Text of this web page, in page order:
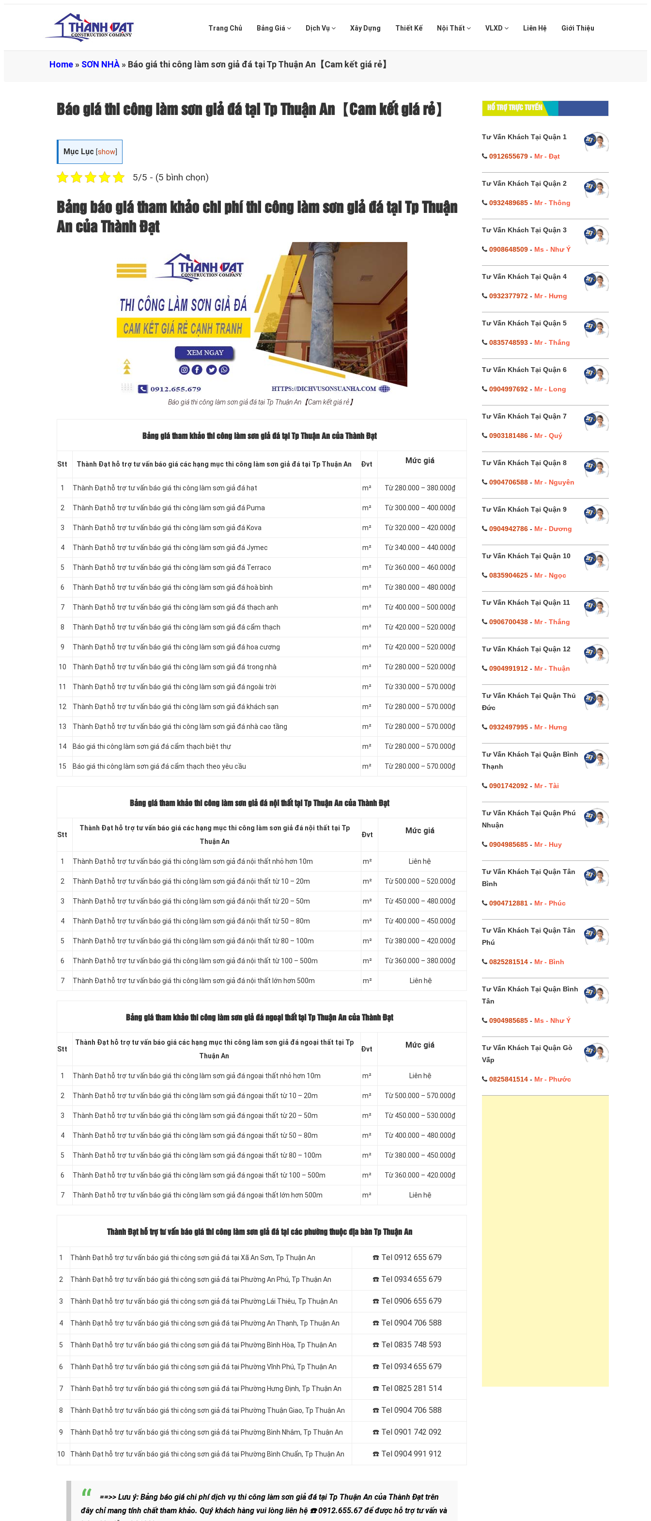
Trang Chủ Bảng Giá Dịch Vụ Xây Dựng Thiết Kế Nội Thất VLXD Liên Hệ Giới Thiệu
Home » SƠN NHÀ » Báo giá thi công làm sơn giả đá tại Tp Thuận An【Cam kết giá rẻ】
Báo giá thi công làm sơn giả đá tại Tp Thuận An【Cam kết giá rẻ】
Mục Lục [show
5/5 - (5 bình chọn)
Bảng báo giá tham khảo chi phí thi công làm sơn giả đá tại Tp Thuận
An của Thành Đạt
Báo giá thi công làm sơn giả đá tại Tp Thuận An【Cam kết giá rẻ】
Bảng giá tham khảo thi công làm sơn giả đá tại Tp Thuận An của Thành Đạt
Stt Thành Đạt hỗ trợ tư vấn báo giá các hạng mục thi công làm sơn giả đá tại Tp Thuận An Đvt Mức giá
1 Thành Đạt hỗ trợ tư vấn báo giá thi công làm sơn giả đá hạt m² Từ 280.000 – 380.000₫
2 Thành Đạt hỗ trợ tư vấn báo giá thi công làm sơn giả đá Puma m² Từ 300.000 – 400.000₫
3 Thành Đạt hỗ trợ tư vấn báo giá thi công làm sơn giả đá Kova m² Từ 320.000 – 420.000₫
4 Thành Đạt hỗ trợ tư vấn báo giá thi công làm sơn giả đá Jymec m² Từ 340.000 – 440.000₫
5 Thành Đạt hỗ trợ tư vấn báo giá thi công làm sơn giả đá Terraco m² Từ 360.000 – 460.000₫
6 Thành Đạt hỗ trợ tư vấn báo giá thi công làm sơn giả đá hoà bình m² Từ 380.000 – 480.000₫
7 Thành Đạt hỗ trợ tư vấn báo giá thi công làm sơn giả đá thạch anh m² Từ 400.000 – 500.000₫
8 Thành Đạt hỗ trợ tư vấn báo giá thi công làm sơn giả đá cẩm thạch m² Từ 420.000 – 520.000₫
9 Thành Đạt hỗ trợ tư vấn báo giá thi công làm sơn giả đá hoa cương m² Từ 420.000 – 520.000₫
10 Thành Đạt hỗ trợ tư vấn báo giá thi công làm sơn giả đá trong nhà m² Từ 280.000 – 520.000₫
11 Thành Đạt hỗ trợ tư vấn báo giá thi công làm sơn giả đá ngoài trời m² Từ 330.000 – 570.000₫
12 Thành Đạt hỗ trợ tư vấn báo giá thi công làm sơn giả đá khách sạn m² Từ 280.000 – 570.000₫
13 Thành Đạt hỗ trợ tư vấn báo giá thi công làm sơn giả đá nhà cao tầng m² Từ 280.000 – 570.000₫
14 Báo giá thi công làm sơn giá đá cẩm thạch biệt thự m² Từ 280.000 – 570.000₫
15 Báo giá thi công làm sơn giá đá cẩm thạch theo yêu cầu m² Từ 280.000 – 570.000₫
Bảng giá tham khảo thi công làm sơn giả đá nội thất tại Tp Thuận An của Thành Đạt
Stt
Thành Đạt hỗ trợ tư vấn báo giá các hạng mục thi công làm sơn giả đá nội thất tại Tp
Thuận An
Đvt Mức giá
1 Thành Đạt hỗ trợ tư vấn báo giá thi công làm sơn giả đá nội thất nhỏ hơn 10m m² Liên hệ
2 Thành Đạt hỗ trợ tư vấn báo giá thi công làm sơn giả đá nội thất từ 10 – 20m m² Từ 500.000 – 520.000₫
3 Thành Đạt hỗ trợ tư vấn báo giá thi công làm sơn giả đá nội thất từ 20 – 50m m² Từ 450.000 – 480.000₫
4 Thành Đạt hỗ trợ tư vấn báo giá thi công làm sơn giả đá nội thất từ 50 – 80m m² Từ 400.000 – 450.000₫
5 Thành Đạt hỗ trợ tư vấn báo giá thi công làm sơn giả đá nội thất từ 80 – 100m m² Từ 380.000 – 420.000₫
6 Thành Đạt hỗ trợ tư vấn báo giá thi công làm sơn giả đá nội thất từ 100 – 500m m² Từ 360.000 – 380.000₫
7 Thành Đạt hỗ trợ tư vấn báo giá thi công làm sơn giả đá nội thất lớn hơn 500m m² Liên hệ
Bảng giá tham khảo thi công làm sơn giả đá ngoại thất tại Tp Thuận An của Thành Đạt
Stt
Thành Đạt hỗ trợ tư vấn báo giá các hạng mục thi công làm sơn giả đá ngoại thất tại Tp
Thuận An
Đvt Mức giá
1 Thành Đạt hỗ trợ tư vấn báo giá thi công làm sơn giả đá ngoại thất nhỏ hơn 10m m² Liên hệ
2 Thành Đạt hỗ trợ tư vấn báo giá thi công làm sơn giả đá ngoại thất từ 10 – 20m m² Từ 500.000 – 570.000₫
3 Thành Đạt hỗ trợ tư vấn báo giá thi công làm sơn giả đá ngoại thất từ 20 – 50m m² Từ 450.000 – 530.000₫
4 Thành Đạt hỗ trợ tư vấn báo giá thi công làm sơn giả đá ngoại thất từ 50 – 80m m² Từ 400.000 – 480.000₫
5 Thành Đạt hỗ trợ tư vấn báo giá thi công làm sơn giả đá ngoại thất từ 80 – 100m m² Từ 380.000 – 450.000₫
6 Thành Đạt hỗ trợ tư vấn báo giá thi công làm sơn giả đá ngoại thất từ 100 – 500m m² Từ 360.000 – 420.000₫
7 Thành Đạt hỗ trợ tư vấn báo giá thi công làm sơn giả đá ngoại thất lớn hơn 500m m² Liên hệ
Thành Đạt hỗ trợ tư vấn báo giá thi công làm sơn giả đá tại các phường thuộc địa bàn Tp Thuận An
1 Thành Đạt hỗ trợ tư vấn báo giá thi công sơn giả đá tại Xã An Sơn, Tp Thuận An ☎️ Tel 0912 655 679
2 Thành Đạt hỗ trợ tư vấn báo giá thi công sơn giả đá tại Phường An Phú, Tp Thuận An ☎️ Tel 0934 655 679
3 Thành Đạt hỗ trợ tư vấn báo giá thi công sơn giả đá tại Phường Lái Thiêu, Tp Thuận An ☎️ Tel 0906 655 679
4 Thành Đạt hỗ trợ tư vấn báo giá thi công sơn giả đá tại Phường An Thạnh, Tp Thuận An ☎️ Tel0904 706 588
5 Thành Đạt hỗ trợ tư vấn báo giá thi công sơn giả đá tại Phường Bình Hòa, Tp Thuận An ☎️ Tel0835 748 593
6 Thành Đạt hỗ trợ tư vấn báo giá thi công sơn giả đá tại Phường Vĩnh Phú, Tp Thuận An ☎️ Tel0934 655 679
7 Thành Đạt hỗ trợ tư vấn báo giá thi công sơn giả đá tại Phường Hưng Định, Tp Thuận An ☎️ Tel0825 281 514
8 Thành Đạt hỗ trợ tư vấn báo giá thi công sơn giả đá tại Phường Thuận Giao, Tp Thuận An ☎️ Tel0904 706 588
9 Thành Đạt hỗ trợ tư vấn báo giá thi công sơn giả đá tại Phường Bình Nhâm, Tp Thuận An ☎️ Tel0901 742 092
10 Thành Đạt hỗ trợ tư vấn báo giá thi công sơn giả đá tại Phường Bình Chuẩn, Tp Thuận An ☎️ Tel0904 991 912
==>> Lưu ý: Bảng báo giá chi phí dịch vụ thi công làm sơn giả đá tại Tp Thuận An của Thành Đạt trên
đây chỉ mang tính chất tham khảo. Quý khách hàng vui lòng liên hệ ☎️0912.655.67để được hỗ trợ tư vấn và
HỔ TRỢ TRỰC TUYẾN
Tư Vấn Khách Tại Quận 1
0912655679- Mr - Đạt
Tư Vấn Khách Tại Quận 2
0932489685- Mr - Thông
Tư Vấn Khách Tại Quận 3
0908648509- Ms - Như Ý
Tư Vấn Khách Tại Quận 4
0932377972- Mr - Hưng
Tư Vấn Khách Tại Quận 5
0835748593- Mr - Thắng
Tư Vấn Khách Tại Quận 6
0904997692- Mr - Long
Tư Vấn Khách Tại Quận 7
0903181486- Mr - Quý
Tư Vấn Khách Tại Quận 8
0904706588- Mr - Nguyên
Tư Vấn Khách Tại Quận 9
0904942786- Mr - Dương
Tư Vấn Khách Tại Quận 10
0835904625- Mr - Ngọc
Tư Vấn Khách Tại Quận 11
0906700438- Mr - Thắng
Tư Vấn Khách Tại Quận 12
0904991912- Mr - Thuận
Tư Vấn Khách Tại Quận Thủ
Đức
0932497995- Mr - Hưng
Tư Vấn Khách Tại Quận Bình
Thạnh
0901742092- Mr - Tài
Tư Vấn Khách Tại Quận Phú
Nhuận
0904985685- Mr - Huy
Tư Vấn Khách Tại Quận Tân
Bình
0904712881- Mr - Phúc
Tư Vấn Khách Tại Quận Tân
Phú
0825281514- Mr - Bình
Tư Vấn Khách Tại Quận Bình
Tân
0904985685- Ms - Như Ý
Tư Vấn Khách Tại Quận Gò
Vấp
0825841514- Mr - Phước